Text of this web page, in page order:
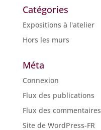
Catégories
Expositions à l'atelier
Hors les murs
Méta
Connexion
Flux des publications
Flux des commentaires
Site de WordPress-FR